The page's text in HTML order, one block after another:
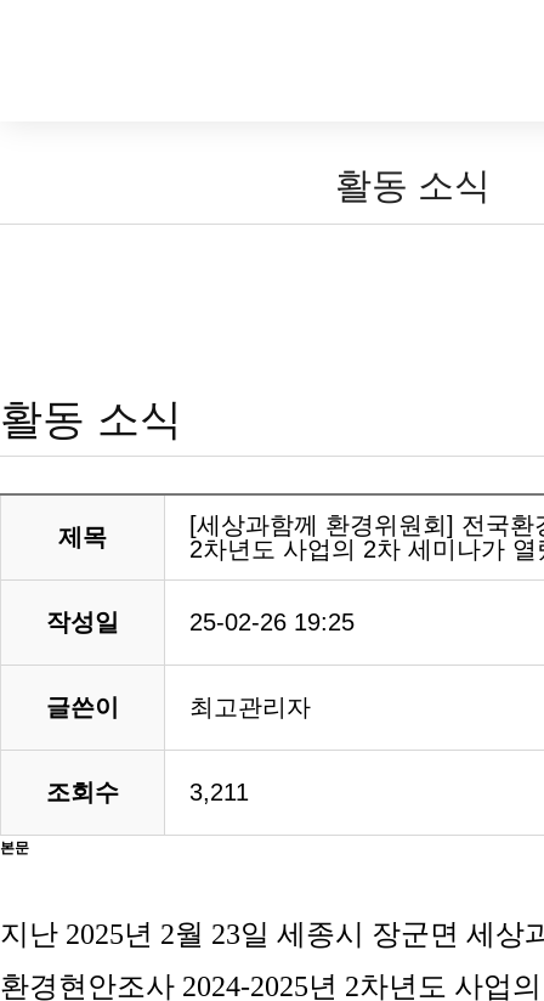
활동 소식
활동 소식
제목
[세상과함께 환경위원회] 전국
2차년도 사업의 2차 세미나가 열
작성일 25-02-26 19:25
글쓴이 최고관리자
조회수 3,211
본문
지난 2025년 2월 23일 세종시 장군면 세상
환경현안조사 2024-2025년 2차년도 사업